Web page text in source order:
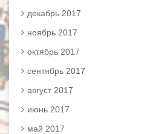
декабрь 2017
ноябрь 2017
октябрь 2017
сентябрь 2017
август 2017
июнь 2017
май 2017